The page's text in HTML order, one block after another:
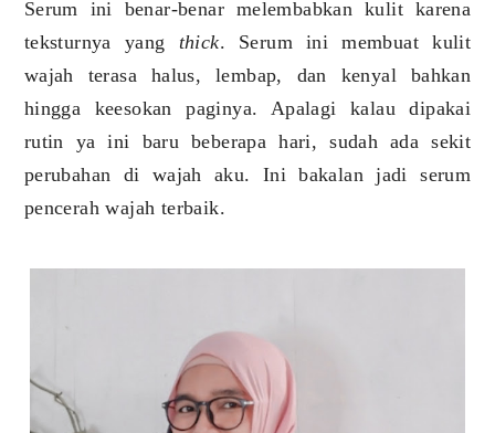
Serum ini benar-benar melembabkan kulit karena
teksturnya yang thick. Serum ini membuat kulit
wajah terasa halus, lembap, dan kenyal bahkan
hingga keesokan paginya. Apalagi kalau dipakai
rutin ya ini baru beberapa hari, sudah ada sekit
perubahan di wajah aku. Ini bakalan jadi serum
pencerah wajah terbaik.